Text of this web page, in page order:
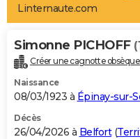
Art de vivre
Bien-être
Loisirs
Mode
Modes de vie
Alimentation
Guide de la santé
Maladies
Médicaments
Sommeil
VOYAGE
Destinations
City break
Voyage nature
Voyage de noces
Forum
Climat
+PHOTO
GUIDES D'ACHAT
BONS PLANS
Linternaute.com
Simonne PICHOFF
Créer une cagnotte
Naissance
08/03/1923 à Épinay-sur-
Décès
26/04/2026 à Belfort(